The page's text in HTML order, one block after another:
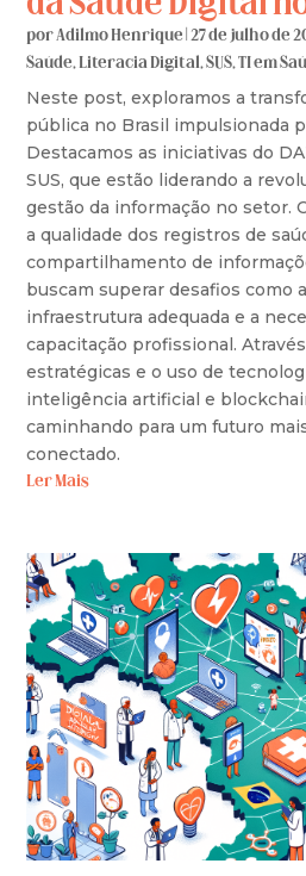
porAdilmo Henrique|27 de julho de
Saúde,Literacia Digital,SUS,TI em
Neste post, exploramos a
pública no Brasil impulsionada
Destacamos as iniciativas do
SUS, que estão liderando a
gestão da informação no setor.
a qualidade dos registros de
compartilhamento de
buscam superar desafios como
infraestrutura adequada e a
capacitação profissional.
estratégicas e o uso de
inteligência artificial e
caminhando para um futuro
conectado.
Ler Mais